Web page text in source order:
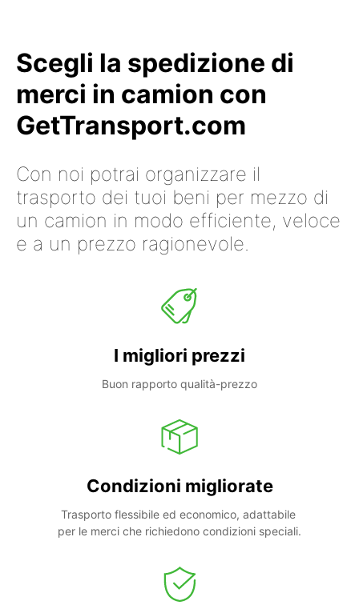
Scegli la spedizione di
merci in camion con
GetTransport.com
Con noi potrai organizzare il
trasporto dei tuoi beni per mezzo di
un camion in modo efficiente, veloce
e a un prezzo ragionevole.
I migliori prezzi
Buon rapporto qualità-prezzo
Condizioni migliorate
Trasporto flessibile ed economico, adattabile
per le merci che richiedono condizioni speciali.